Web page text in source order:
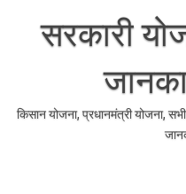
contentसरकारी
किसान योजना, प्रधानमंत्री योजना,